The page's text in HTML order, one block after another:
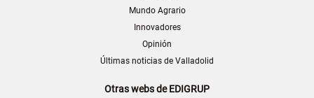
Mundo Agrario
Innovadores
Opinión
Últimas noticias de Valladolid
Otras webs de EDIGRUP